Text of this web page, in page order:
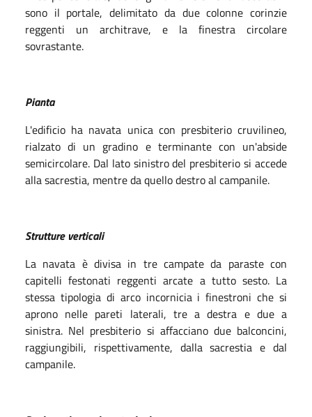
sono il portale, delimitato da due colonne corinzie
reggenti un architrave, e la finestra circolare
sovrastante.
Pianta
L'edificio ha navata unica con presbiterio cruvilineo,
rialzato di un gradino e terminante con un'abside
semicircolare. Dal lato sinistro del presbiterio si accede
alla sacrestia, mentre da quello destro al campanile.
Strutture verticali
La navata è divisa in tre campate da paraste con
capitelli festonati reggenti arcate a tutto sesto. La
stessa tipologia di arco incornicia i finestroni che si
aprono nelle pareti laterali, tre a destra e due a
sinistra. Nel presbiterio si affacciano due balconcini,
raggiungibili, rispettivamente, dalla sacrestia e dal
campanile.